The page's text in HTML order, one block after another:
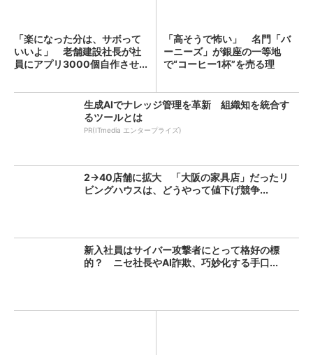
「楽になった分は、サボって
いいよ」 老舗建設社長が社
員にアプリ3000個自作させ...
「高そうで怖い」 名門「バ
ーニーズ」が銀座の一等地
で“コーヒー1杯”を売る理
生成AIでナレッジ管理を革新 組織知を統合す
るツールとは
PR(ITmedia エンタープライズ)
2→40店舗に拡大 「大阪の家具店」だったリ
ビングハウスは、どうやって値下げ競争...
新入社員はサイバー攻撃者にとって格好の標
的？ ニセ社長やAI詐欺、巧妙化する手口...